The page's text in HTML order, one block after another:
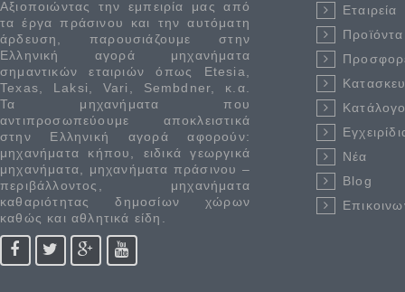
Αξιοποιώντας την εμπειρία μας από
τα έργα πράσινου και την αυτόματη
άρδευση, παρουσιάζουμε στην
Ελληνική αγορά μηχανήματα
σημαντικών εταιριών όπως Etesia,
Texas, Laksi, Vari, Sembdner, κ.α.
Τα μηχανήματα που
αντιπροσωπεύουμε αποκλειστικά
στην Ελληνική αγορά αφορούν:
μηχανήματα κήπου, ειδικά γεωργικά
μηχανήματα, μηχανήματα πράσινου –
περιβάλλοντος, μηχανήματα
καθαριότητας δημοσίων χώρων
καθώς και αθλητικά είδη.
Εταιρεία
Προϊόντα
Νέα
Blog